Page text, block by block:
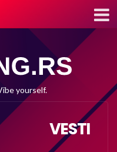
yourself.
VESTI